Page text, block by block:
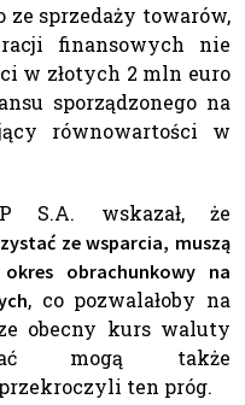
ze sprzedaży towarów,
finansowych nie
w złotych 2 mln euro
sporządzonego na
równowartości w
S.A. wskazał, że
ze wsparcia, muszą
obrachunkowy na
, co pozwalałoby na
obecny kurs waluty
mogą także
ten próg.